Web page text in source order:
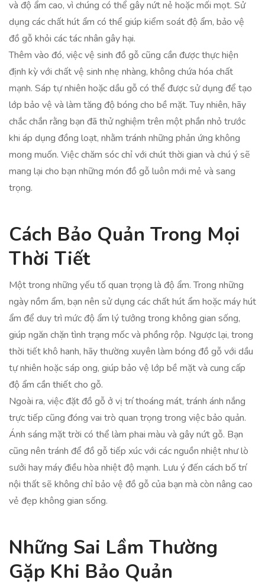
và độ ẩm cao, vì chúng có thể gây nứt nẻ hoặc mối mọt. Sử
dụng các chất hút ẩm có thể giúp kiểm soát độ ẩm, bảo vệ
đồ gỗ khỏi các tác nhân gây hại.
Thêm vào đó, việc vệ sinh đồ gỗ cũng cần được thực hiện
định kỳ với chất vệ sinh nhẹ nhàng, không chứa hóa chất
mạnh. Sáp tự nhiên hoặc dầu gỗ có thể được sử dụng để tạo
lớp bảo vệ và làm tăng độ bóng cho bề mặt. Tuy nhiên, hãy
chắc chắn rằng bạn đã thử nghiệm trên một phần nhỏ trước
khi áp dụng đồng loạt, nhằm tránh những phản ứng không
mong muốn. Việc chăm sóc chỉ với chút thời gian và chú ý sẽ
mang lại cho bạn những món đồ gỗ luôn mới mẻ và sang
trọng.
Cách Bảo Quản Trong Mọi
Thời Tiết
Một trong những yếu tố quan trọng là độ ẩm. Trong những
ngày nồm ẩm, bạn nên sử dụng các chất hút ẩm hoặc máy hút
ẩm để duy trì mức độ ẩm lý tưởng trong không gian sống,
giúp ngăn chặn tình trạng mốc và phồng rộp. Ngược lại, trong
thời tiết khô hanh, hãy thường xuyên làm bóng đồ gỗ với dầu
tự nhiên hoặc sáp ong, giúp bảo vệ lớp bề mặt và cung cấp
độ ẩm cần thiết cho gỗ.
Ngoài ra, việc đặt đồ gỗ ở vị trí thoáng mát, tránh ánh nắng
trực tiếp cũng đóng vai trò quan trọng trong việc bảo quản.
Ánh sáng mặt trời có thể làm phai màu và gây nứt gỗ. Bạn
cũng nên tránh để đồ gỗ tiếp xúc với các nguồn nhiệt như lò
sưởi hay máy điều hòa nhiệt độ mạnh. Lưu ý đến cách bố trí
nội thất sẽ không chỉ bảo vệ đồ gỗ của bạn mà còn nâng cao
vẻ đẹp không gian sống.
Những Sai Lầm Thường
Gặp Khi Bảo Quản